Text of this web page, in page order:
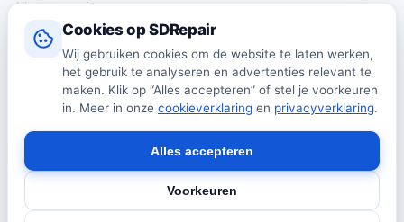
Cookies op SDRepair
Wij gebruiken cookies om de website te laten werken,
het gebruik te analyseren en advertenties relevant te
maken. Klik op “Alles accepteren” of stel je voorkeuren
in. Meer in onze cookieverklaring en privacyverklaring.
Voorkeuren
Alles accepteren
Klantenservice
Verzending & levering
Retourneren
Algemene voorwaarden